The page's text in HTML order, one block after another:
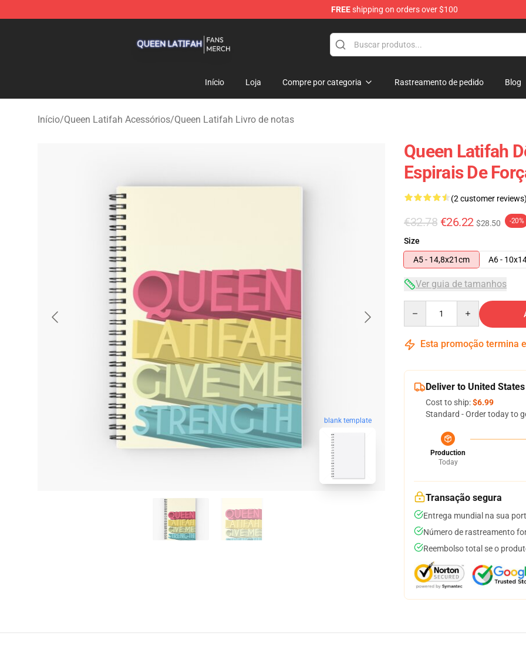
FREEshipping on orders over $100
Início Loja Compre por categoria Rastreamento de pedido Blog
Início/Queen Latifah Acessórios/Queen Latifah Livro de notas
blank template
Queen Latifah
Espirais De
(2 customer reviews)
€32.78 €26.22 $28.50 -20%
Size
A5 - 14,8x21cm
A6 -
Ver guia de tamanhos
Esta promoção termina
Deliver to United States
Cost to ship:$6.99
Standard - Order today to
Production
Today
Transação segura
Entrega mundial na sua
Número de rastreamento
Reembolso total se o